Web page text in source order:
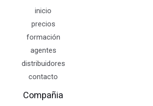
inicio
precios
formación
agentes
distribuidores
contacto
Compañia